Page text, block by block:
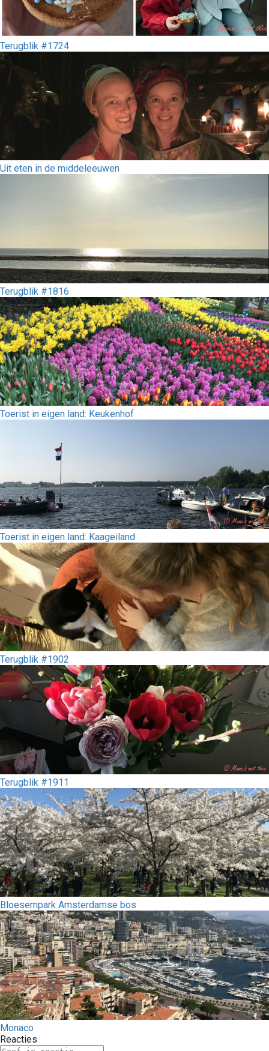
Terugblik #1724
Uit eten in de middeleeuwen
Terugblik #1816
Toerist in eigen land: Keukenhof
Toerist in eigen land: Kaageiland
Terugblik #1902
Terugblik #1911
Bloesempark Amsterdamse bos
Monaco
Reacties